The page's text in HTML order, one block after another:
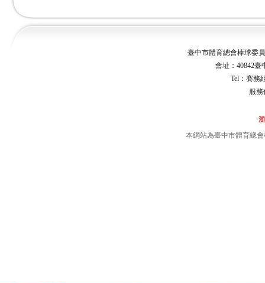
臺中市體育總會棒球委員
會址：40842臺
Tel：賽務
服
本網站為臺中市體育總